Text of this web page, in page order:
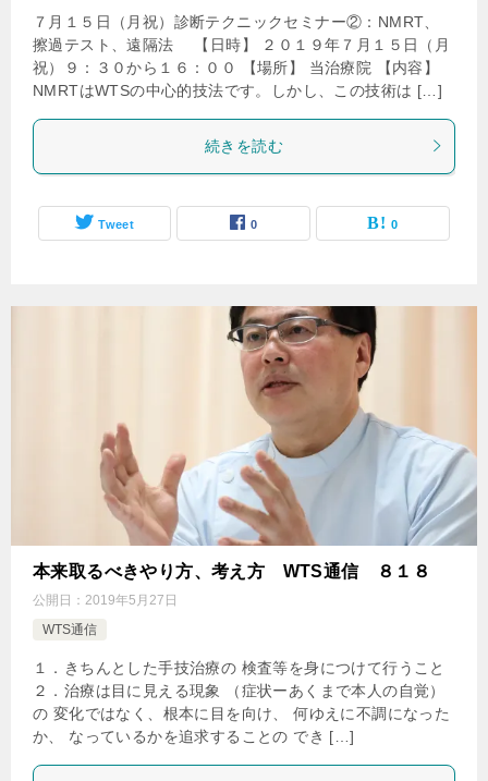
７月１５日（月祝）診断テクニックセミナー②：NMRT、
擦過テスト、遠隔法 【日時】 ２０１９年７月１５日（月
祝）９：３０から１６：００ 【場所】 当治療院 【内容】
NMRTはWTSの中心的技法です。しかし、この技術は […]
続きを読む
Tweet 0 0
本来取るべきやり方、考え方 WTS通信 ８１８
公開日： 2019年5月27日
WTS通信
１．きちんとした手技治療の 検査等を身につけて行うこと
２．治療は目に見える現象 （症状ーあくまで本人の自覚）
の 変化ではなく、根本に目を向け、 何ゆえに不調になった
か、 なっているかを追求することの でき […]